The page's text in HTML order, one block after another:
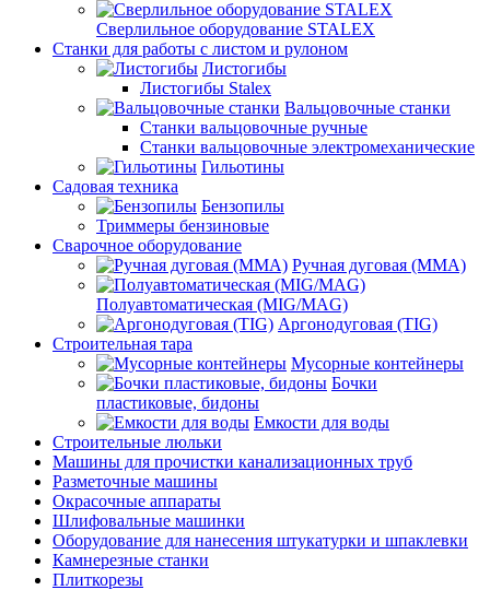
Сверлильное оборудование STALEX
Станки для работы с листом и рулоном
Листогибы
Листогибы Stalex
Вальцовочные станки
Станки вальцовочные ручные
Станки вальцовочные электромеханические
Гильотины
Садовая техника
Бензопилы
Триммеры бензиновые
Сварочное оборудование
Ручная дуговая (MMA)
Полуавтоматическая (MIG/MAG)
Аргонодуговая (TIG)
Строительная тара
Мусорные контейнеры
Бочки
пластиковые, бидоны
Емкости для воды
Строительные люльки
Машины для прочистки канализационных труб
Разметочные машины
Окрасочные аппараты
Шлифовальные машинки
Оборудование для нанесения штукатурки и шпаклевки
Камнерезные станки
Плиткорезы